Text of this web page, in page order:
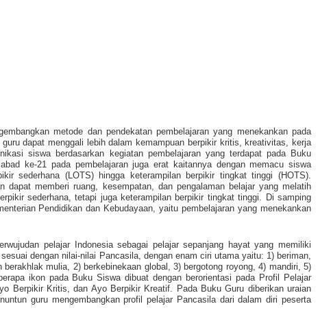
metode dan pendekatan pembelajaran yang menekankan pada
dapat menggali lebih dalam kemampuan berpikir kritis, kreativitas, kerja
siswa berdasarkan kegiatan pembelajaran yang terdapat pada Buku
ke-21 pada pembelajaran juga erat kaitannya dengan memacu siswa
sederhana (LOTS) hingga keterampilan berpikir tingkat tinggi (HOTS).
dapat memberi ruang, kesempatan, dan pengalaman belajar yang melatih
sederhana, tetapi juga keterampilan berpikir tingkat tinggi. Di samping
Pendidikan dan Kebudayaan, yaitu pembelajaran yang menekankan
pelajar Indonesia sebagai pelajar sepanjang hayat yang memiliki
dengan nilai-nilai Pancasila, dengan enam ciri utama yaitu: 1) beriman,
berakhlak mulia, 2) berkebinekaan global, 3) bergotong royong, 4) mandiri, 5)
ikon pada Buku Siswa dibuat dengan berorientasi pada Profil Pelajar
Berpikir Kritis, dan Ayo Berpikir Kreatif. Pada Buku Guru diberikan uraian
guru mengembangkan profil pelajar Pancasila dari dalam diri peserta